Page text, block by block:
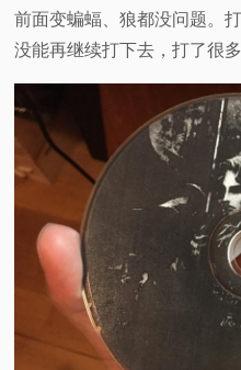
前面变蝙蝠、狼都没问题。
没能再继续打下去，打了很